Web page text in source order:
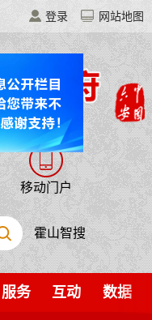
登录 网站地图
移动门户
霍山智搜
服务 互动 数据